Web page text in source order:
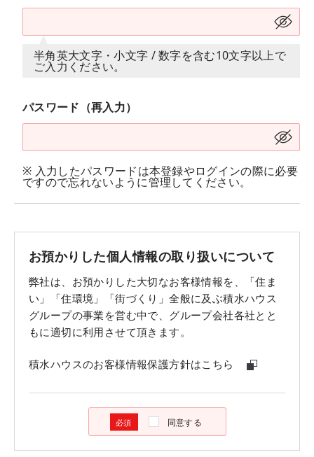
半角英大文字・小文字 / 数字を含む10文字以上で
ご入力ください。
パスワード（再入力）
※ 入力したパスワードは本登録やログインの際に必要
ですので忘れないように管理してください。
お預かりした個人情報の取り扱いについて
弊社は、お預かりした大切なお客様情報を、「住ま
い」「住環境」「街づくり」全般に及ぶ積水ハウス
グループの事業を営む中で、グループ会社各社とと
もに適切に利用させて頂きます。
積水ハウスのお客様情報保護方針はこちら
同意する